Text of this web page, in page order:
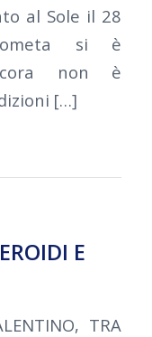
al Sole il 28
si è
non è
[…]
E
TRA